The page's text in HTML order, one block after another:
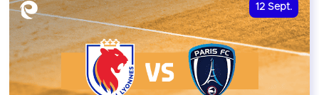
12 Sept.